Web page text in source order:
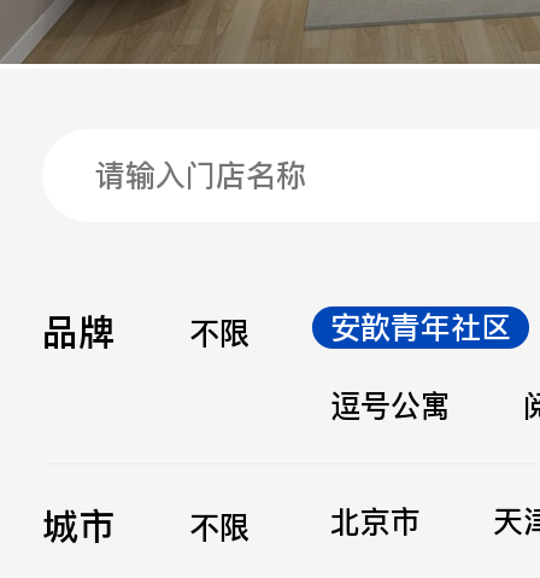
品牌 不限
安歆青年社区
逗号公寓
城市 不限 北京市
天
邮箱
留言
立即提交